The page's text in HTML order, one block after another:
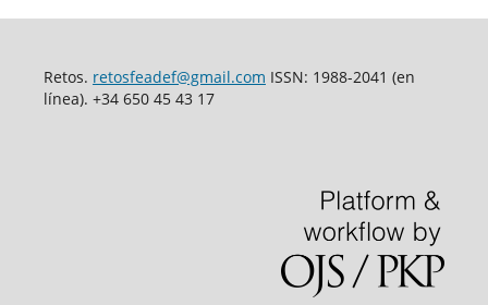
Retos. retosfeadef@gmail.com ISSN: 1988-2041 (en
línea). +34 650 45 43 17